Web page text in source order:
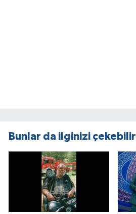
Bunlar da ilginizi çekebilir